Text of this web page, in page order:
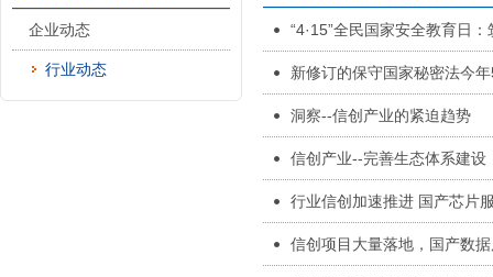
企业动态
行业动态
“4·15”全民国家安全教育日
新修订的保守国家秘密法今
洞察--信创产业的紧迫趋势
信创产业--完善生态体系建设
行业信创加速推进 国产芯片
信创项目大量落地，国产数